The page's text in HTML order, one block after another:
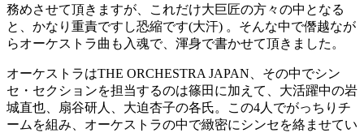
務めさせて頂きますが、これだけ大巨匠の方々の中となる
と、かなり重責ですし恐縮です(大汗) 。そんな中で僭越なが
らオーケストラ曲も入魂で、渾身で書かせて頂きました。
オーケストラはTHE ORCHESTRA JAPAN、その中でシン
セ・セクションを担当するのは篠田に加えて、大活躍中の岩
城直也、扇谷研人、大迫杏子の各氏。この4人でがっちりチ
ームを組み、オーケストラの中で緻密にシンセを絡ませてい